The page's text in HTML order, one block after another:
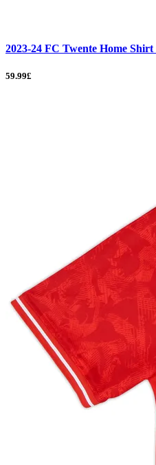
2023-24 FC Twente Home
59.99£